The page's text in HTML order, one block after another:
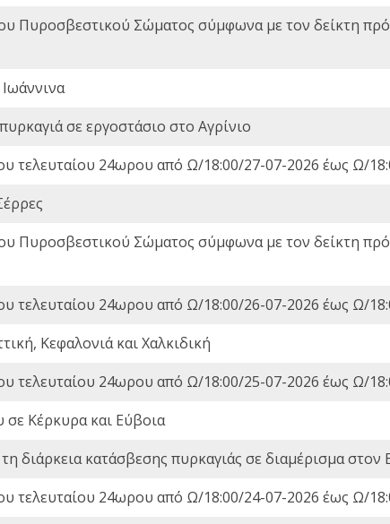
Πυροσβεστικού Σώματος σύμφωνα με τον δείκτη
σε εργοστάσιο στο Αγρίνιο
τελευταίου 24ωρου από Ω/18:00/27-07-2026 έως Ω/
Πυροσβεστικού Σώματος σύμφωνα με τον δείκτη
τελευταίου 24ωρου από Ω/18:00/26-07-2026 έως Ω/
Κεφαλονιά και Χαλκιδική
τελευταίου 24ωρου από Ω/18:00/25-07-2026 έως Ω/
σε Κέρκυρα και Εύβοια
διάρκεια κατάσβεσης πυρκαγιάς σε διαμέρισμα στον
τελευταίου 24ωρου από Ω/18:00/24-07-2026 έως Ω/